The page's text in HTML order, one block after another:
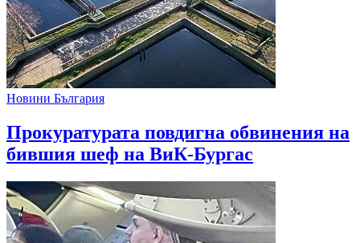
Новини България
Прокуратурата повдигна обвинения на
бившия шеф на ВиК-Бургас